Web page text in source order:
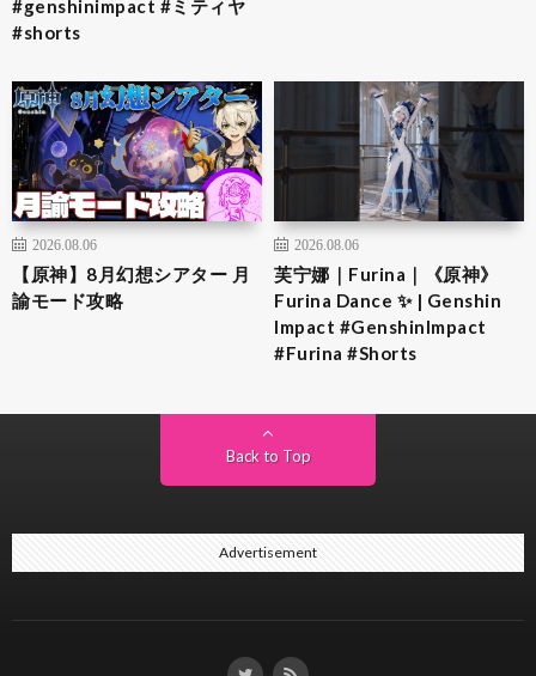
#genshinimpact #ミティヤ
#shorts
2026.08.06
【原神】8月幻想シアター 月
諭モード攻略
2026.08.06
芙宁娜｜Furina｜《原神》
Furina Dance ✨ | Genshin
Impact #GenshinImpact
#Furina #Shorts
Back to Top
Advertisement